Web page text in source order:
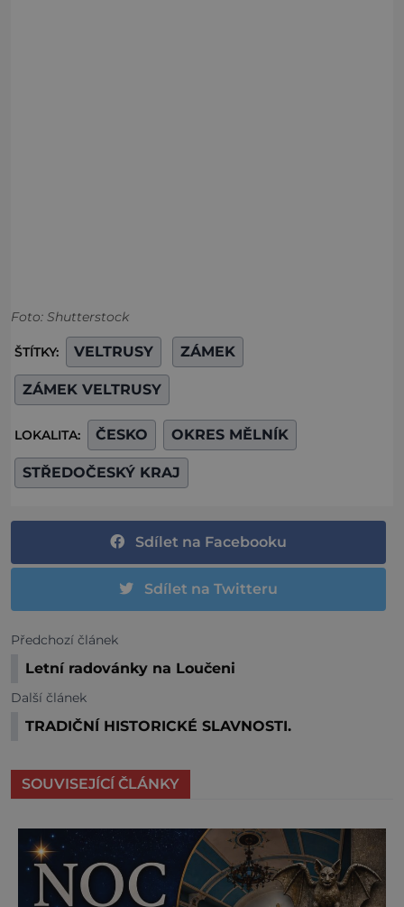
Foto: Shutterstock
ŠTÍTKY: VELTRUSY ZÁMEK
ZÁMEK VELTRUSY
LOKALITA: ČESKO OKRES MĚLNÍK
STŘEDOČESKÝ KRAJ
Sdílet na Facebooku
Sdílet na Twitteru
Předchozí článek
Letní radovánky na Loučeni
Další článek
TRADIČNÍ HISTORICKÉ SLAVNOSTI.
SOUVISEJÍCÍ ČLÁNKY